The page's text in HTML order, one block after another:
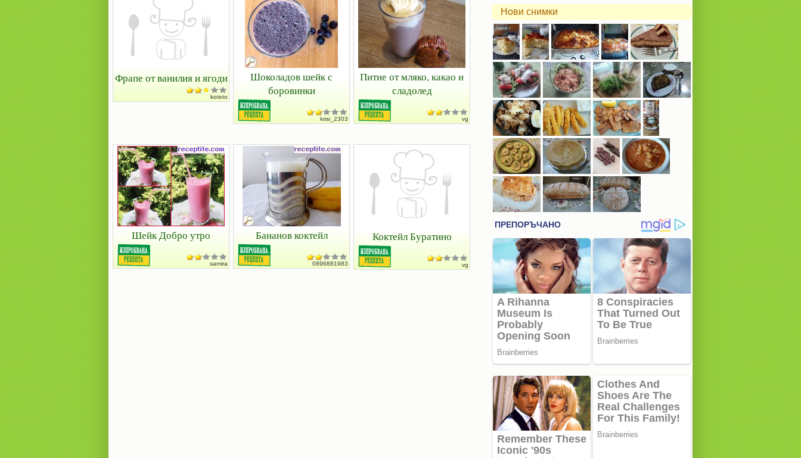
Фрапе от ванилия и ягоди
koteto
Шоколадов шейк с
боровинки
krisi_2303
Питие от мляко, какао и
сладолед
vg
Шейк Добро утро
samira
Бананов коктейл
0896881983
Коктейл Буратино
vg
Нови снимки